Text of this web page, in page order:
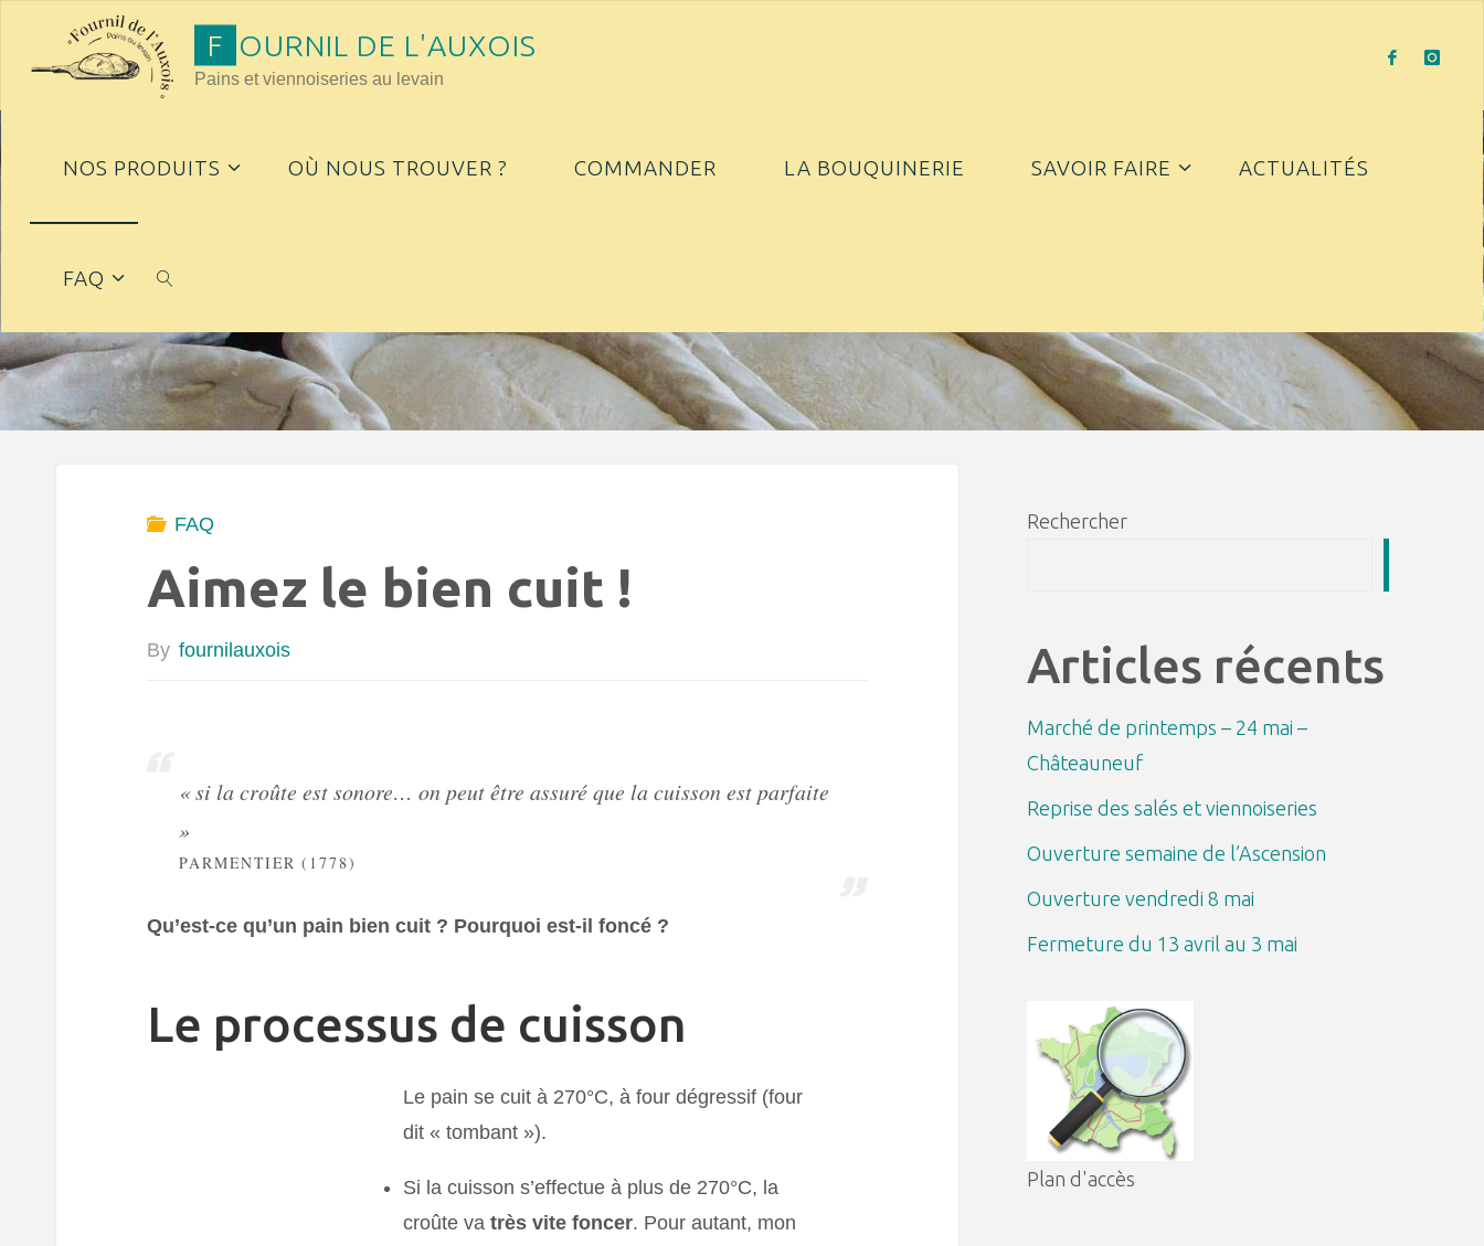
F OURNIL DE L 'AUXOIS
Pains et viennoiseries au levain
NOS PRODUITS OÙ NOUS TROUVER ? COMMANDER LA BOUQUINERIE SAVOIR FAIRE ACTUALITÉS
FAQ
SEARCH
FAQ
Aimez le bien cuit !
By fournilauxois
« si la croûte est sonore… on peut être assuré que la cuisson est parfaite
»
PARMENTIER (1778)
Qu’est-ce qu’un pain bien cuit ? Pourquoi est-il foncé ?
Le processus de cuisson
Le pain se cuit à 270°C, à four dégressif (four
dit « tombant »).
Si la cuisson s’effectue à plus de 270°C, la
croûte vatrès vite foncer. Pour autant, mon
Rechercher
Articles récents
Marché de printemps – 24 mai –
Châteauneuf
Reprise des salés et viennoiseries
Ouverture semaine de l’Ascension
Ouverture vendredi 8 mai
Fermeture du 13 avril au 3 mai
Plan d'accès